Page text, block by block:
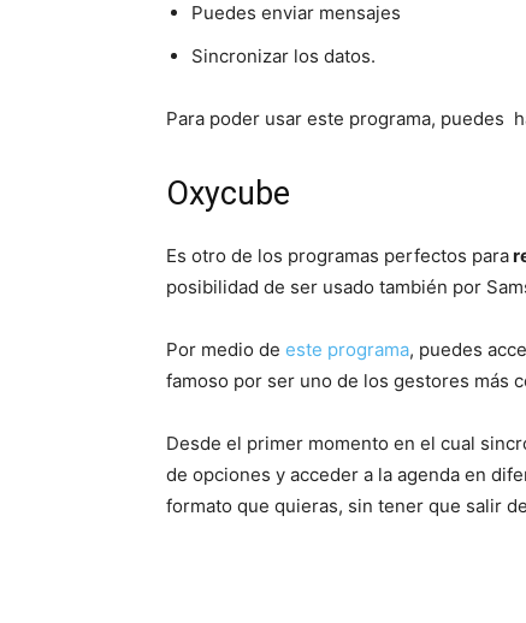
Puedes enviar mensajes
Sincronizar los datos.
Para poder usar este programa, puedes
Oxycube
Es otro de los programas perfectos para
posibilidad de ser usado también por
Por medio de este programa, puedes
famoso por ser uno de los gestores más
Desde el primer momento en el cual
de opciones y acceder a la agenda en
formato que quieras, sin tener que salir